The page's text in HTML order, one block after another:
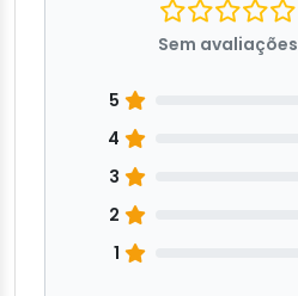
Sem avaliações
5
4
3
2
1